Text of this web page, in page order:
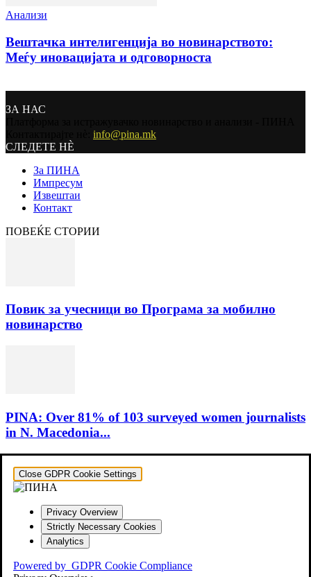
Анализи
Вештачка интелигенција во новинарството:
Меѓу иновацијата и одговорноста
ЗА НАС
info@pina.mk
СЛЕДЕТЕ НЀ
За ПИНА
Импресум
Извештаи
Контакт
ПОВЕЌЕ СТОРИИ
Повик за учесници во Програма за мобилно
новинарство
PINA: Over 81% of 103 surveyed women journalists
in N. Macedonia...
Close GDPR Cookie Settings
Privacy Overview
Strictly Necessary Cookies
Analytics
Powered by GDPR Cookie Compliance